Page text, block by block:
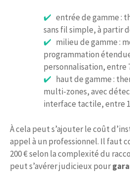
entrée de gamme :
sans fil simple, à partir
milieu de gamme :
programmation
personnalisation, entre
haut de gamme :
multi-zones, avec
interface tactile, entre
À cela peut s’ajouter le coût
appel à un professionnel. Il faut
200 € selon la complexité du
peut s’avérer judicieux pour